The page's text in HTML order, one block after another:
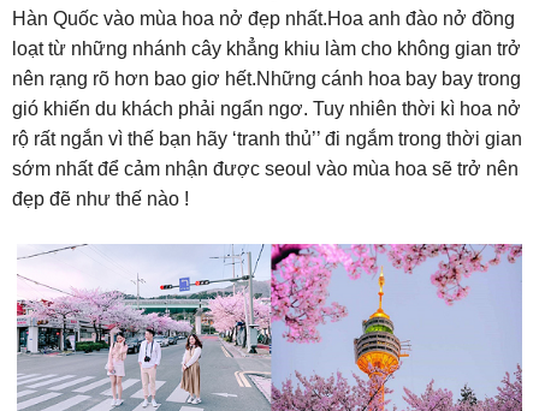
Hàn Quốc vào mùa hoa nở đẹp nhất.Hoa anh đào nở đồng
loạt từ những nhánh cây khẳng khiu làm cho không gian trở
nên rạng rõ hơn bao giơ hết.Những cánh hoa bay bay trong
gió khiến du khách phải ngẩn ngơ. Tuy nhiên thời kì hoa nở
rộ rất ngắn vì thế bạn hãy ‘tranh thủ’’ đi ngắm trong thời gian
sớm nhất để cảm nhận được seoul vào mùa hoa sẽ trở nên
đẹp đẽ như thế nào !